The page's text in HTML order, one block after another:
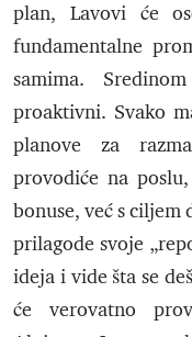
plan, Lavovi će
fundamentalne
samima.
proaktivni. Svako
planove za
provodiće na
bonuse, već s ciljem
prilagode svoje
ideja i vide šta se
će verovatno